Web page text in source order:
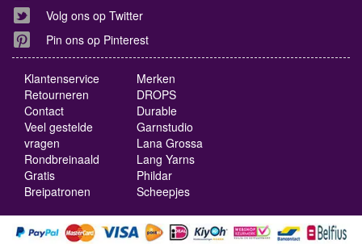
Volg ons op Twitter
Pin ons op Pinterest
Klantenservice
Retourneren
Contact
Veel gestelde
vragen
Rondbreinaald
Gratis
Breipatronen
Merken
DROPS
Durable
Garnstudio
Lana Grossa
Lang Yarns
Phildar
Scheepjes